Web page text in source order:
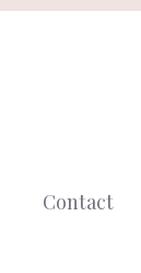
Contact